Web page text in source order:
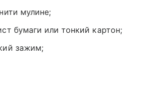
мулине;
бумаги или тонкий картон;
зажим;